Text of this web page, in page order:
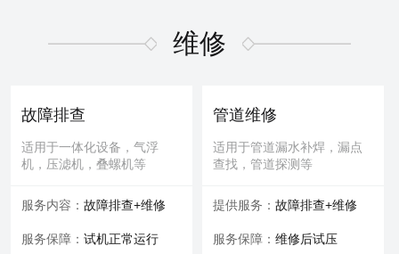
维修
故障排查
适用于一体化设备，气浮
机，压滤机，叠螺机等
服务内容： 故障排查+维修
服务保障： 试机正常运行
管道维修
适用于管道漏水补焊，漏点
查找，管道探测等
提供服务： 故障排查+维修
服务保障： 维修后试压